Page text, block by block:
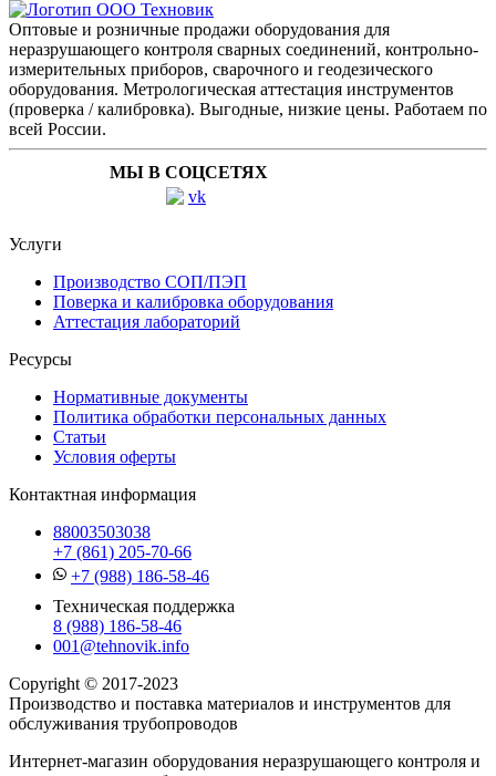
Оптовые и розничные продажи оборудования для
неразрушающего контроля сварных соединений, контрольно-
измерительных приборов, сварочного и геодезического
оборудования. Метрологическая аттестация инструментов
(проверка / калибровка). Выгодные, низкие цены. Работаем по
всей России.
МЫ В СОЦСЕТЯХ
Услуги
Производство СОП/ПЭП
Поверка и калибровка оборудования
Аттестация лабораторий
Ресурсы
Нормативные документы
Политика обработки персональных данных
Статьи
Условия оферты
Контактная информация
88003503038
+7 (861) 205-70-66
+7 (988) 186-58-46
Техническая поддержка
8 (988) 186-58-46
001@tehnovik.info
Copyright © 2017-2023
Производство и поставка материалов и инструментов для
обслуживания трубопроводов
Интернет-магазин оборудования неразрушающего контроля и